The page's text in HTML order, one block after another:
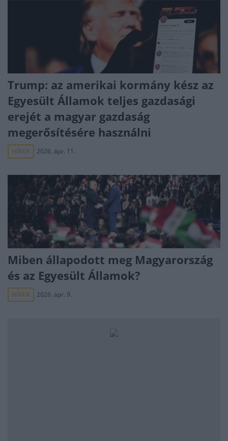
Trump: az amerikai kormány kész az
Egyesült Államok teljes gazdasági
erejét a magyar gazdaság
megerősítésére használni
HÍREK 2026. ápr. 11.
Miben állapodott meg Magyarország
és az Egyesült Államok?
HÍREK 2026. ápr. 9.